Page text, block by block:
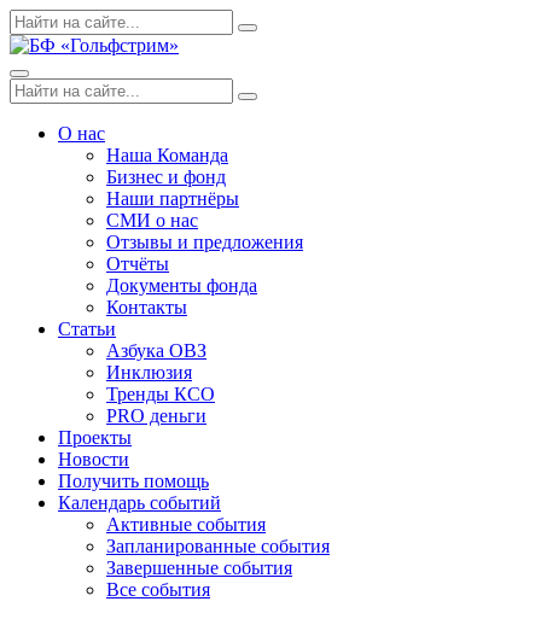
Skip
to
Поиск
по:
Search
Menu
Поиск
по:
Search
О нас
Наша Команда
Бизнес и фонд
Наши партнёры
СМИ о нас
Отзывы и предложения
Отчёты
Документы фонда
Контакты
Статьи
Азбука ОВЗ
Инклюзия
Тренды КСО
PRO деньги
Проекты
Новости
Получить помощь
Календарь событий
Активные события
Запланированные события
Завершенные события
Все события